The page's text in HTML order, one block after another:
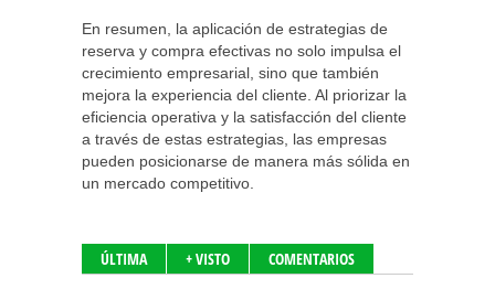
En resumen, la aplicación de estrategias de
reserva y compra efectivas no solo impulsa el
crecimiento empresarial, sino que también
mejora la experiencia del cliente. Al priorizar la
eficiencia operativa y la satisfacción del cliente
a través de estas estrategias, las empresas
pueden posicionarse de manera más sólida en
un mercado competitivo.
ÚLTIMA + VISTO COMENTARIOS